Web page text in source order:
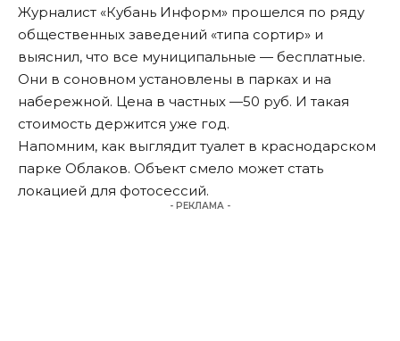
Журналист «Кубань Информ» прошелся по ряду
общественных заведений «типа сортир» и
выяснил, что все муниципальные — бесплатные.
Они в соновном установлены в парках и на
набережной. Цена в частных —50 руб. И такая
стоимость держится уже год.
Напомним, как выглядиттуалет в краснодарском
парке Облаков. Объект смело может стать
локацией для фотосессий.
- РЕКЛАМА -